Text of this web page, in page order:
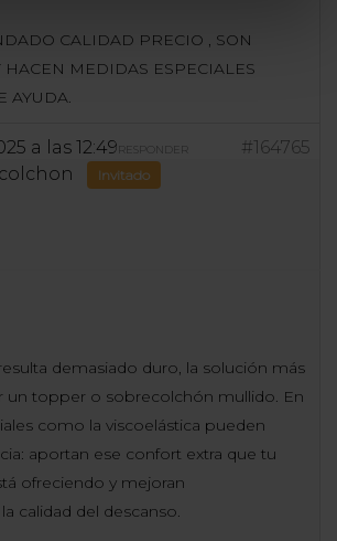
CALIDAD PRECIO , SON
HACEN MEDIDAS ESPECIALES
AYUDA.
a las 12:49 #164765
RESPONDER
Invitado
demasiado duro, la solución más
un topper o sobrecolchón mullido. En
como la viscoelástica pueden
aportan ese confort extra que tu
ofreciendo y mejoran
calidad del descanso.